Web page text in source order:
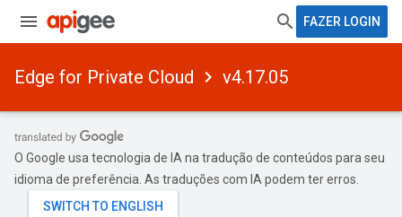
FAZER LOGIN
Edge for Private Cloud v4.17.05
O Google usa tecnologia de IA na tradução de conteúdos para seu
idioma de preferência. As traduções com IA podem ter erros.